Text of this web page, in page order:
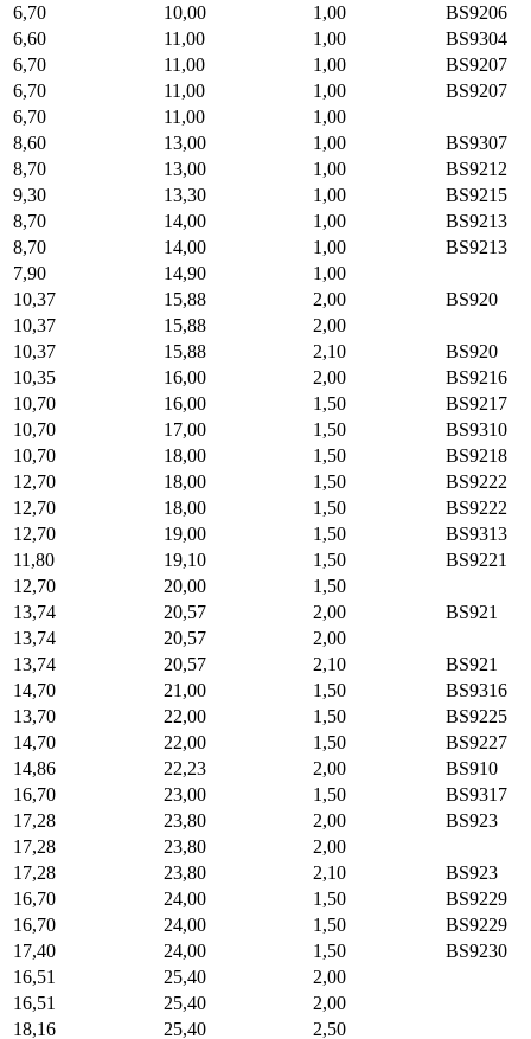
6,70
10,00 1,00
BS9206
6,60
11,00 1,00
BS9304
6,70
11,00 1,00
BS9207
6,70
11,00 1,00
BS9207
6,70
11,00
1,00
8,60
13,00 1,00
BS9307
8,70
13,00 1,00
BS9212
9,30
13,30 1,00
BS9215
8,70
14,00 1,00
BS9213
8,70
14,00 1,00
BS9213
7,90
14,90
1,00
10,37
15,88 2,00
BS920
10,37
15,88
2,00
10,37
15,88 2,10
BS920
10,35
16,00 2,00
BS9216
10,70
16,00 1,50
BS9217
10,70
17,00 1,50
BS9310
10,70
18,00 1,50
BS9218
12,70
18,00 1,50
BS9222
12,70
18,00 1,50
BS9222
12,70
19,00 1,50
BS9313
11,80
19,10 1,50
BS9221
12,70
20,00
1,50
13,74
20,57 2,00
BS921
13,74
20,57
2,00
13,74
20,57 2,10
BS921
14,70
21,00 1,50
BS9316
13,70
22,00 1,50
BS9225
14,70
22,00 1,50
BS9227
14,86
22,23 2,00
BS910
16,70
23,00 1,50
BS9317
17,28
23,80 2,00
BS923
17,28
23,80
2,00
17,28
23,80 2,10
BS923
16,70
24,00 1,50
BS9229
16,70
24,00 1,50
BS9229
17,40
24,00 1,50
BS9230
16,51
25,40
2,00
16,51
25,40
2,00
18,16
25,40 2,50